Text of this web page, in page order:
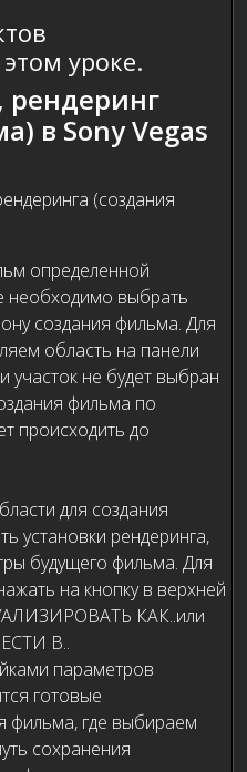
уроке.
рендеринг
в Sony Vegas
(создания
определенной
необходимо выбрать
создания фильма. Для
область на панели
участок не будет выбран
фильма по
происходить до
для создания
установки рендеринга,
будущего фильма. Для
на кнопку в верхней
КАК..или
В..
параметров
готовые
фильма, где выбираем
сохранения